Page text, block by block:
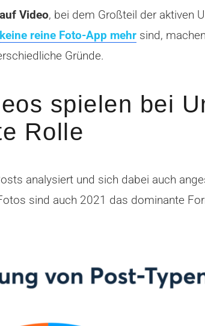
Video, bei dem Großteil der aktiven
keine reine Foto-App mehr sind,
Gründe.
spielen bei
Rolle
analysiert und sich dabei auch
sind auch 2021 das dominante